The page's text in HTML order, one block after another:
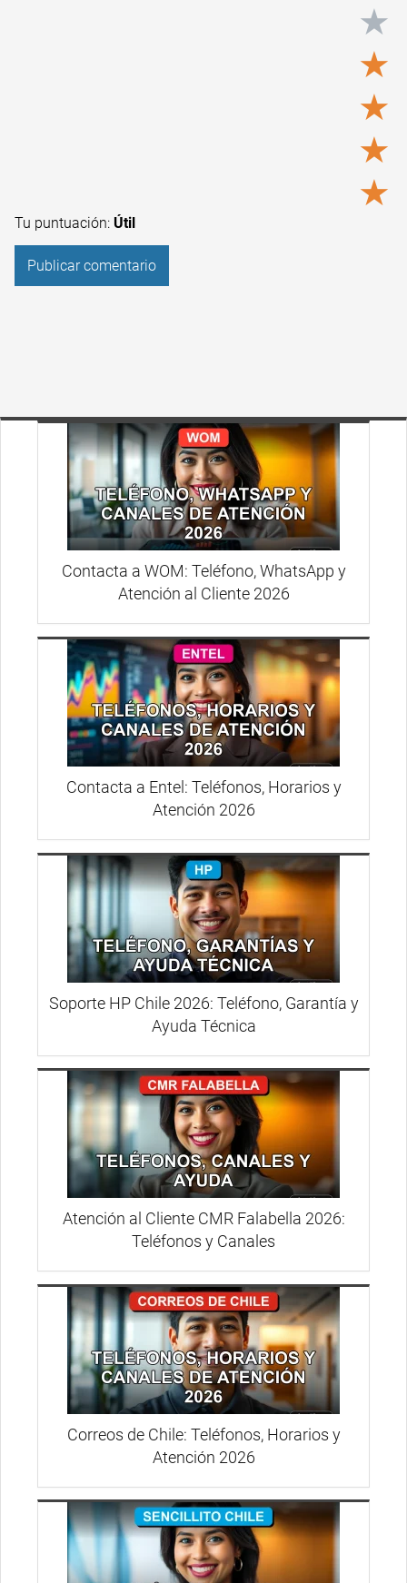
★
★
★
★
★
Tu puntuación: Útil
Contacta a WOM: Teléfono, WhatsApp y
Atención al Cliente 2026
Contacta a Entel: Teléfonos, Horarios y
Atención 2026
Soporte HP Chile 2026: Teléfono, Garantía y
Ayuda Técnica
Atención al Cliente CMR Falabella 2026:
Teléfonos y Canales
Correos de Chile: Teléfonos, Horarios y
Atención 2026